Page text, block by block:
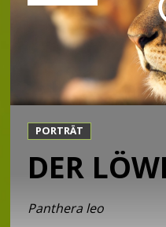
PORTRÄT
DER
Panthera leo